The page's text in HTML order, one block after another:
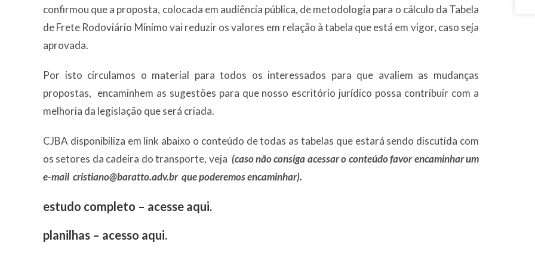
confirmou que a proposta, colocada em audiência pública, de metodologia para o cálculo da Tabela
de Frete Rodoviário Mínimo vai reduzir os valores em relação à tabela que está em vigor, caso seja
aprovada.
Por isto circulamos o material para todos os interessados para que avaliem as mudanças
propostas, encaminhem as sugestões para que nosso escritório jurídico possa contribuir com a
melhoria da legislação que será criada.
CJBA disponibiliza em link abaixo o conteúdo de todas as tabelas que estará sendo discutida com
os setores da cadeira do transporte, veja (caso não consiga acessar o conteúdo favor encaminhar um
e-mail cristiano@baratto.adv.brque poderemos encaminhar).
estudo completo – acesse aqui.
planilhas – acesso aqui.